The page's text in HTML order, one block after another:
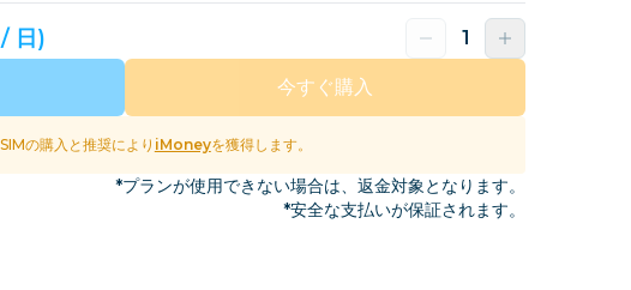
エクアドル
地を見る
日)
今すぐ購入
の購入と推奨により iMoneyを獲得します。
*プランが使用できない場合は、返金対象となります。
*安全な支払いが保証されます。